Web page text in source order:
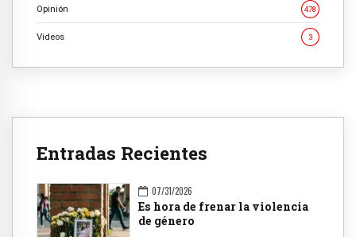
Opinión 478
Videos 3
Entradas Recientes
07/31/2026
Es hora de frenar la violencia
de género